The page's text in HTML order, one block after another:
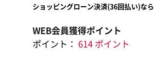
ショッピングローン決済(36回払い)なら
WEB会員獲得ポイント
ポイント： 614 ポイント